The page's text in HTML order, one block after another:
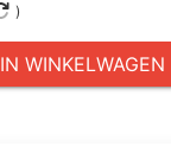
)
IN WINKELWAGEN